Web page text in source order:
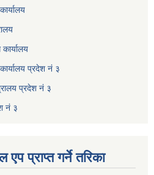
कार्यालय
प्रदेश नं ३
प्रदेश नं ३
नं ३
एप प्राप्त गर्ने तरिका